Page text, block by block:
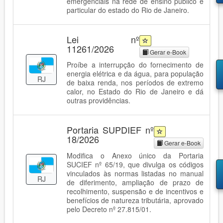
particular do estado do Rio de Janeiro.
RJ
Lei nº
11261/2026 Gerar e-Book
Proíbe a interrupção do fornecimento de
energia elétrica e da água, para população
de baixa renda, nos períodos de extremo
calor, no Estado do Rio de Janeiro e dá
outras providências.
RJ
Portaria SUPDIEF nº
18/2026 Gerar e-Book
Modifica o Anexo único da Portaria
SUCIEF nº 65/19, que divulga os códigos
vinculados às normas listadas no manual
de diferimento, ampliação de prazo de
recolhimento, suspensão e de incentivos e
benefícios de natureza tributária, aprovado
pelo Decreto nº 27.815/01.